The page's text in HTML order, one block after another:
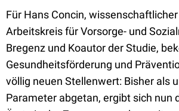
Für Hans Concin,
Arbeitskreis für Vorsorge- und
Bregenz und Koautor der Studie,
Gesundheitsförderung und
völlig neuen Stellenwert: Bisher als
Parameter abgetan, ergibt sich nun